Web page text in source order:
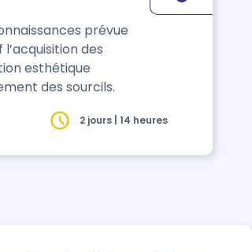
prévue
des
esthétique
des sourcils.
2 jours | 14 heures